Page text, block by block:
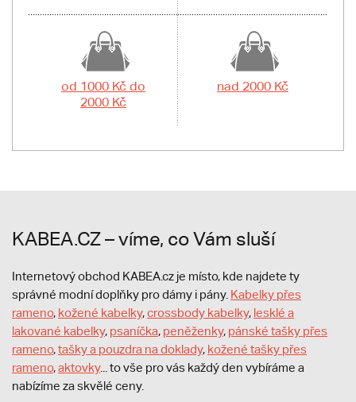
od 1000 Kč do
2000 Kč
nad 2000 Kč
KABEA.CZ – víme, co Vám sluší
Internetový obchod KABEA.cz je místo, kde najdete ty
správné modní doplňky pro dámy i pány. Kabelky přes
rameno, kožené kabelky,crossbody kabelky, lesklé a
lakované kabelky, psaníčka, peněženky, pánské tašky přes
rameno,tašky a pouzdra na doklady, kožené tašky přes
rameno,aktovky... to vše pro vás každý den vybíráme a
nabízíme za skvělé ceny.